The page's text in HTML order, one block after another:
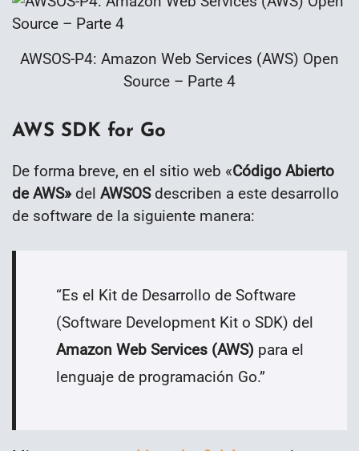
AWSOS-P4: Amazon Web Services (AWS) Open
Source – Parte 4
AWS SDK for Go
De forma breve, en el sitio web «Código Abierto
de AWS» del AWSOSdescriben a este desarrollo
de software de la siguiente manera:
“Es el Kit de Desarrollo de Software
(Software Development Kit o SDK) del
Amazon Web Services (AWS) para el
lenguaje de programación Go.”